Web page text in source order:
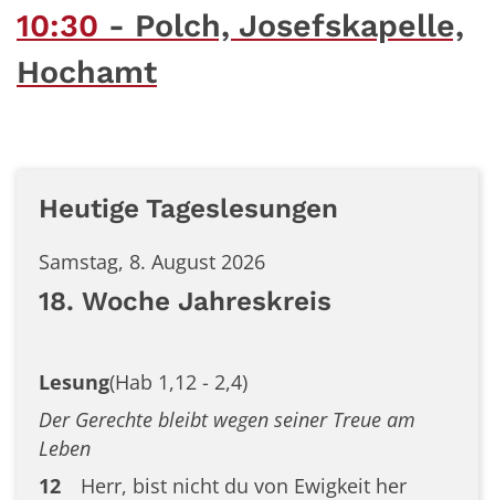
10:30
Polch, Josefskapelle,
Hochamt
Heutige Tageslesungen
Samstag, 8. August 2026
18. Woche Jahreskreis
Lesung(Hab 1,12 - 2,4)
Der Gerechte bleibt wegen seiner Treue am
Leben
12
Herr, bist nicht du von Ewigkeit her